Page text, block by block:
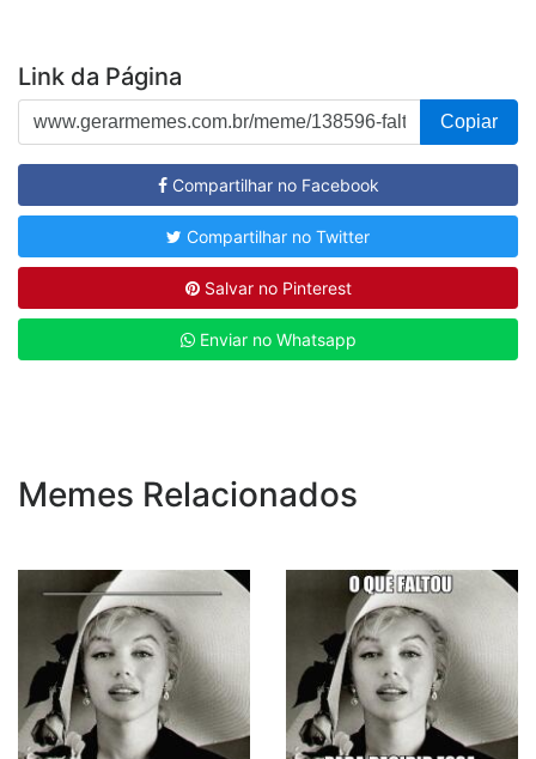
Link da Página
Copiar
Compartilhar no Facebook
Compartilhar no Twitter
Salvar no Pinterest
Enviar no Whatsapp
Memes Relacionados